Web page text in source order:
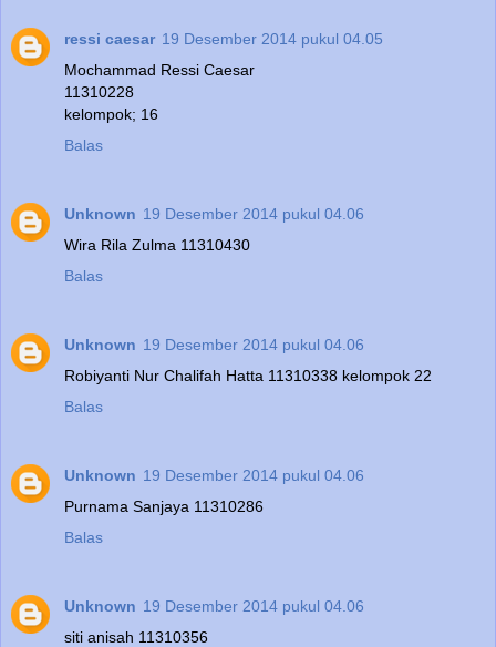
ressi caesar 19 Desember 2014 pukul 04.05
Mochammad Ressi Caesar
11310228
kelompok; 16
Balas
Unknown 19 Desember 2014 pukul 04.06
Wira Rila Zulma 11310430
Balas
Unknown 19 Desember 2014 pukul 04.06
Robiyanti Nur Chalifah Hatta 11310338 kelompok 22
Balas
Unknown 19 Desember 2014 pukul 04.06
Purnama Sanjaya 11310286
Balas
Unknown 19 Desember 2014 pukul 04.06
siti anisah 11310356